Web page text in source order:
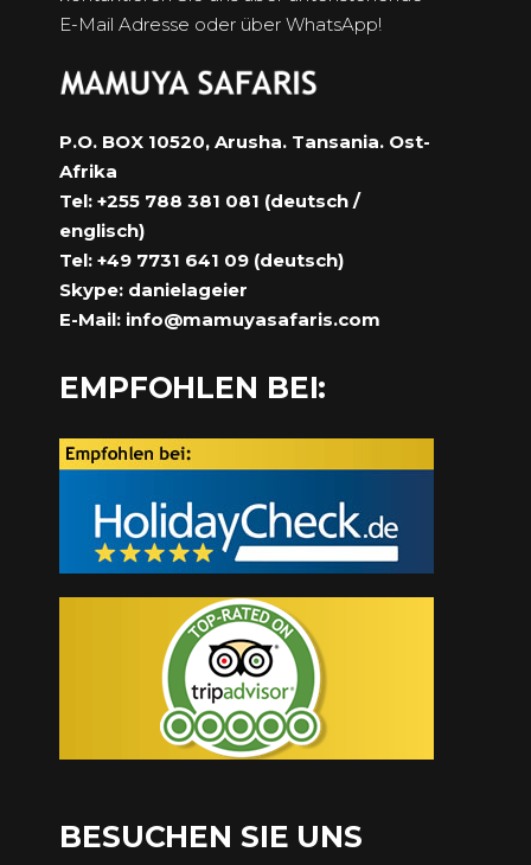
E-Mail Adresse oder über WhatsApp!
P.O. BOX 10520, Arusha. Tansania. Ost-
Afrika
Tel: +255 788 381 081 (deutsch /
englisch)
Tel: +49 7731 641 09 (deutsch)
Skype: danielageier
E-Mail: info@mamuyasafaris.com
EMPFOHLEN BEI:
BESUCHEN SIE UNS